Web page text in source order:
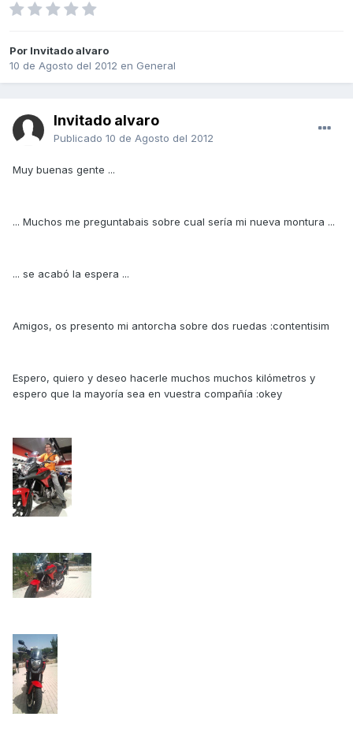
Por Invitado alvaro
10 de Agosto del 2012 en General
Invitado alvaro
Publicado 10 de Agosto del 2012
Muy buenas gente ...
... Muchos me preguntabais sobre cual sería mi nueva montura ...
... se acabó la espera ...
Amigos, os presento mi antorcha sobre dos ruedas :contentisim
Espero, quiero y deseo hacerle muchos muchos kilómetros y
espero que la mayoría sea en vuestra compañía :okey